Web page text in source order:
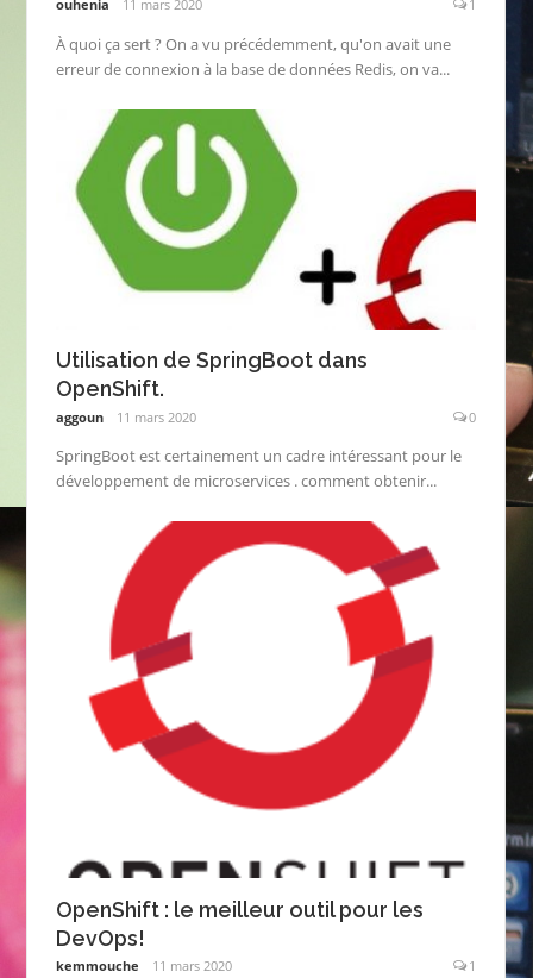
ouhenia 11 mars 2020 1
À quoi ça sert ? On a vu précédemment, qu'on avait une
erreur de connexion à la base de données Redis, on va...
Utilisation de SpringBoot dans
OpenShift.
aggoun 11 mars 2020 0
SpringBoot est certainement un cadre intéressant pour le
développement de microservices . comment obtenir...
OpenShift : le meilleur outil pour les
DevOps!
kemmouche 11 mars 2020 1